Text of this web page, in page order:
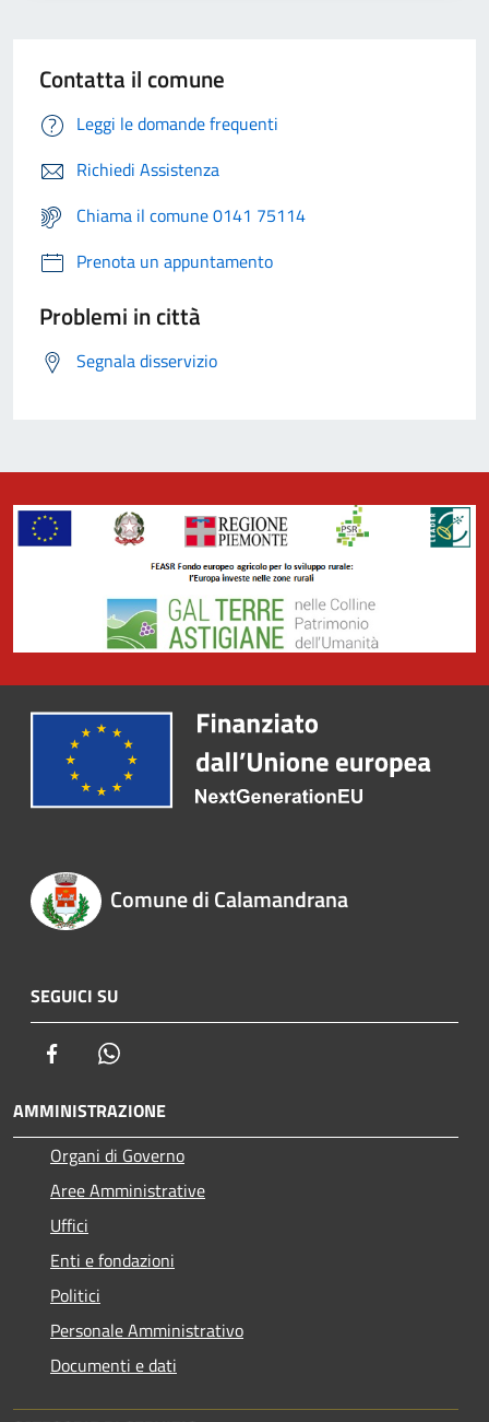
Contatta il comune
Leggi le domande frequenti
Richiedi Assistenza
Chiama il comune 0141 75114
Prenota un appuntamento
Problemi in città
Segnala disservizio
Comune di Calamandrana
SEGUICI SU
Facebook
AMMINISTRAZIONE
Organi di Governo
Aree Amministrative
Uffici
Enti e fondazioni
Politici
Personale Amministrativo
Documenti e dati